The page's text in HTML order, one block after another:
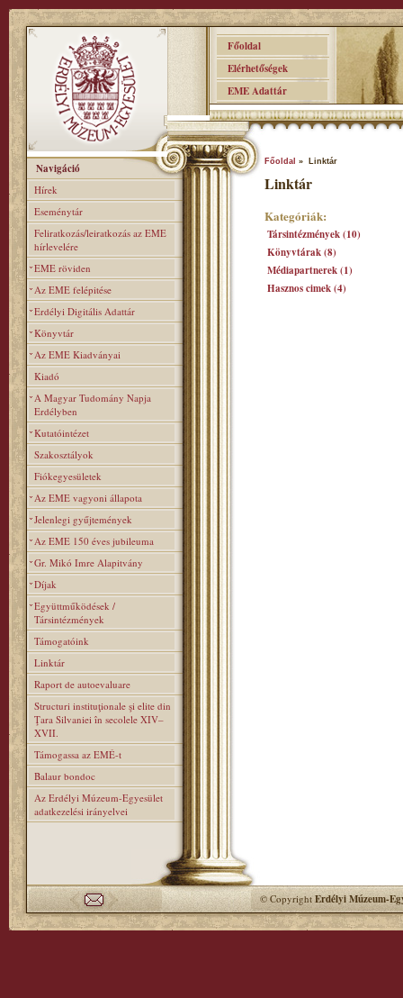
Főoldal
Elérhetőségek
EME Adattár
Navigáció
Hírek
Eseménytár
Feliratkozás/leiratkozás az EME
hírlevelére
EME röviden
Az EME felépitése
Erdélyi Digitális Adattár
Könyvtár
Az EME Kiadványai
Kiadó
A Magyar Tudomány Napja
Erdélyben
Kutatóintézet
Szakosztályok
Fiókegyesületek
Az EME vagyoni állapota
Jelenlegi gyűjtemények
Az EME 150 éves jubileuma
Gr. Mikó Imre Alapitvány
Díjak
Együttműködések /
Társintézmények
Támogatóink
Linktár
Raport de autoevaluare
Structuri instituţionale şi elite din
Ţara Silvaniei în secolele XIV–
XVII.
Támogassa az EMÉ-t
Balaur bondoc
Az Erdélyi Múzeum-Egyesület
adatkezelési irányelvei
Főoldal » Linktár
Linktár
Kategóriák:
Társintézmények (10)
Könyvtárak (8)
Médiapartnerek (1)
Hasznos cimek (4)
© CopyrightErdélyi Múzeum-